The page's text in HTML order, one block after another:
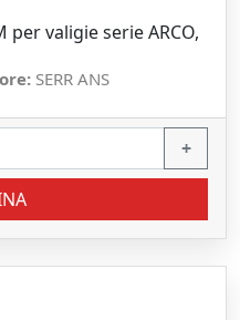
valigie serie ARCO,
SERR ANS
+